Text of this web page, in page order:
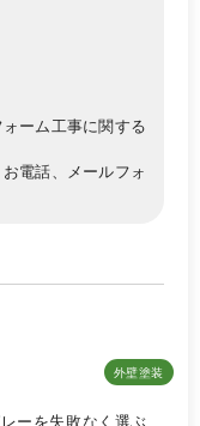
ーム工事に関する
電話、メールフォ
外壁塗装
ーを失敗なく選ぶ